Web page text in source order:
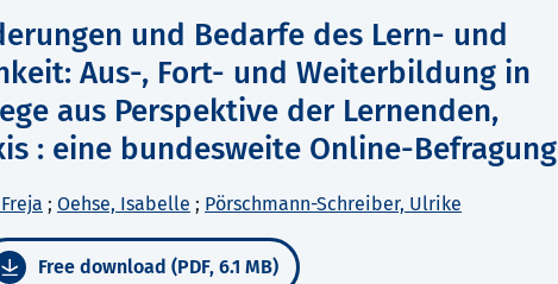
und Bedarfe des Lern- und
Aus-, Fort- und Weiterbildung in
aus Perspektive der Lernenden,
: eine bundesweite Online-Befragung
; Oehse, Isabelle ; Pörschmann-Schreiber, Ulrike
Free download (PDF, 6.1 MB)